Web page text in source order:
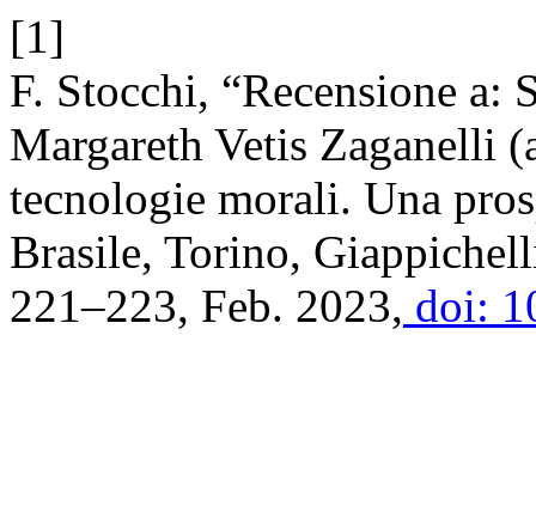
[1]
F. Stocchi, “Recensione
Margareth Vetis Zaganelli
tecnologie morali. Una
Brasile, Torino,
221–223, Feb. 2023, doi: